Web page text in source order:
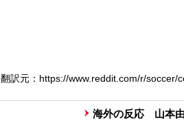
翻訳元：https://www.reddit.com/r/
海外の反応 山本由